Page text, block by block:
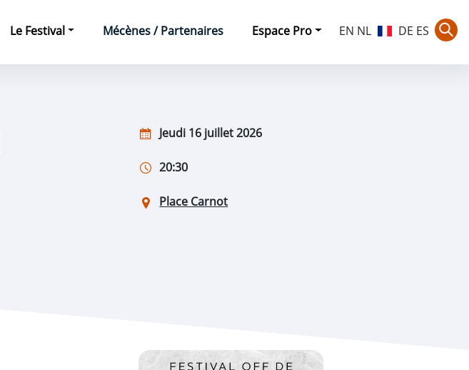
Le Festival Mécènes / Partenaires Espace Pro EN NL DE ES
Jeudi 16 juillet 2026
20:30
Place Carnot